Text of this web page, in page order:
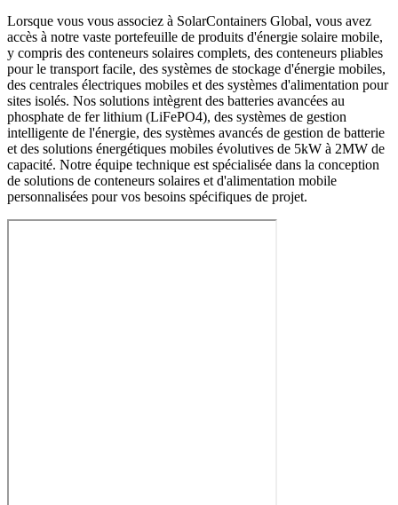
Lorsque vous vous associez à SolarContainers Global, vous avez
accès à notre vaste portefeuille de produits d'énergie solaire mobile,
y compris des conteneurs solaires complets, des conteneurs pliables
pour le transport facile, des systèmes de stockage d'énergie mobiles,
des centrales électriques mobiles et des systèmes d'alimentation pour
sites isolés. Nos solutions intègrent des batteries avancées au
phosphate de fer lithium (LiFePO4), des systèmes de gestion
intelligente de l'énergie, des systèmes avancés de gestion de batterie
et des solutions énergétiques mobiles évolutives de 5kW à 2MW de
capacité. Notre équipe technique est spécialisée dans la conception
de solutions de conteneurs solaires et d'alimentation mobile
personnalisées pour vos besoins spécifiques de projet.